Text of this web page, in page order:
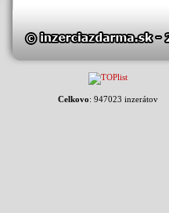
Celkovo: 947023 inzerátov